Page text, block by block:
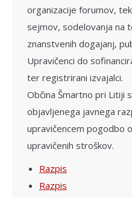
organizacije forumov,
sejmov, sodelovanja na
znanstvenih dogajanj,
Upravičenci do
ter registrirani izvajalci.
Občina Šmartno pri Litiji
objavljenega javnega
upravičencem pogodbo
upravičenih stroškov.
Razpis
Razpis